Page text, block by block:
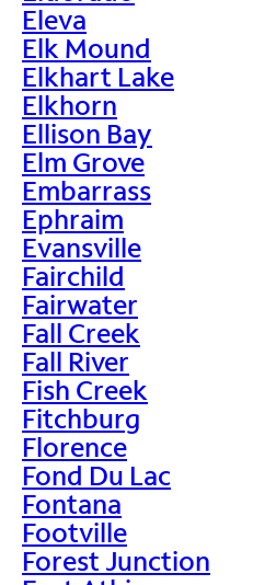
Eleva
Elk Mound
Elkhart Lake
Elkhorn
Ellison Bay
Elm Grove
Embarrass
Ephraim
Evansville
Fairchild
Fairwater
Fall Creek
Fall River
Fish Creek
Fitchburg
Florence
Fond Du Lac
Fontana
Footville
Forest Junction